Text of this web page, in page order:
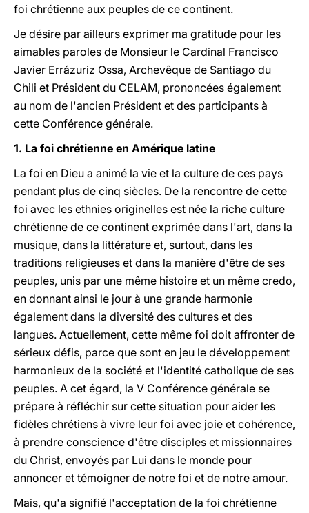
foi chrétienne aux peuples de ce continent.
Je désire par ailleurs exprimer ma gratitude pour les
aimables paroles de Monsieur le Cardinal Francisco
Javier Errázuriz Ossa, Archevêque de Santiago du
Chili et Président du CELAM, prononcées également
au nom de l'ancien Président et des participants à
cette Conférence générale.
1. La foi chrétienne en Amérique latine
La foi en Dieu a animé la vie et la culture de ces pays
pendant plus de cinq siècles. De la rencontre de cette
foi avec les ethnies originelles est née la riche culture
chrétienne de ce continent exprimée dans l'art, dans la
musique, dans la littérature et, surtout, dans les
traditions religieuses et dans la manière d'être de ses
peuples, unis par une même histoire et un même credo,
en donnant ainsi le jour à une grande harmonie
également dans la diversité des cultures et des
langues. Actuellement, cette même foi doit affronter de
sérieux défis, parce que sont en jeu le développement
harmonieux de la société et l'identité catholique de ses
peuples. A cet égard, la V Conférence générale se
prépare à réfléchir sur cette situation pour aider les
fidèles chrétiens à vivre leur foi avec joie et cohérence,
à prendre conscience d'être disciples et missionnaires
du Christ, envoyés par Lui dans le monde pour
annoncer et témoigner de notre foi et de notre amour.
Mais, qu'a signifié l'acceptation de la foi chrétienne